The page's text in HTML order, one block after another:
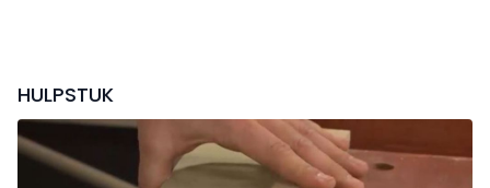
HULPSTUK